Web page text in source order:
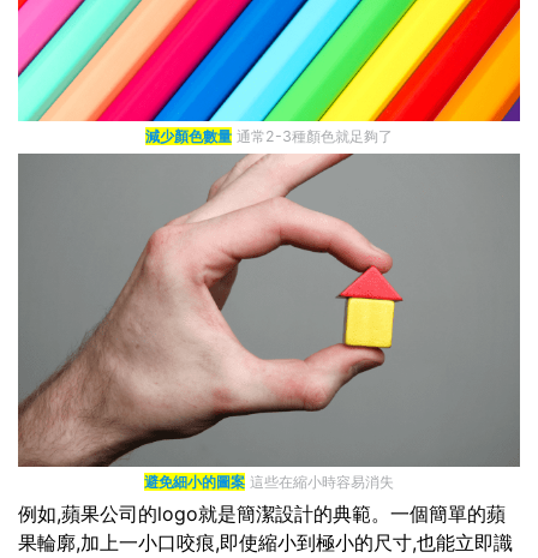
減少顏色數量 通常2-3種顏色就足夠了
避免細小的圖案 這些在縮小時容易消失
例如,蘋果公司的logo就是簡潔設計的典範。一個簡單的蘋
果輪廓,加上一小口咬痕,即使縮小到極小的尺寸,也能立即識